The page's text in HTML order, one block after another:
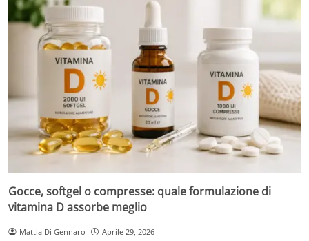
Gocce, softgel o compresse: quale formulazione di
vitamina D assorbe meglio
Mattia Di Gennaro Aprile 29, 2026